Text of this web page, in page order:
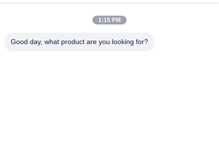
1:15 PM
Good day, what product are you looking for?